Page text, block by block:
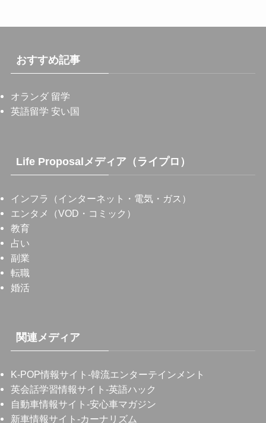
おすすめ記事
オランダ 留学
英語留学 安い国
Life Proposalメディア（ライプロ）
インフラ（インターネット・電気・ガス）
エンタメ（VOD・コミック）
教育
占い
副業
転職
婚活
関連メディア
K-POP情報サイト -韓流エンターテインメント
英会話学習情報サイト -英語ハック
自動車情報サイト -安心車マガジン
新車情報サイト -カーナリズム